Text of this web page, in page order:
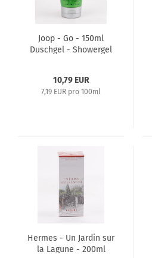
Joop - Go - 150ml
Duschgel - Showergel
10,79 EUR
7,19 EUR pro 100ml
Hermes - Un Jardin sur
la Lagune - 200ml